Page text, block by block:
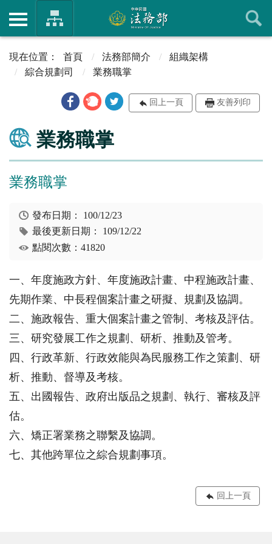
首頁 法務部簡介
組織架構
綜合規劃司
業務職掌
回上一頁 友善列印
業務職掌
業務職掌
發布日期： 100/12/23
最後更新日期： 109/12/22
點閱次數：41820
一、年度施政方針、年度施政計畫、中程施政計畫、
先期作業、中長程個案計畫之研擬、規劃及協調。
二、施政報告、重大個案計畫之管制、考核及評估。
三、研究發展工作之規劃、研析、推動及管考。
四、行政革新、行政效能與為民服務工作之策劃、研
析、推動、督導及考核。
五、出國報告、政府出版品之規劃、執行、審核及評
估。
六、矯正署業務之聯繫及協調。
七、其他跨單位之綜合規劃事項。
回上一頁